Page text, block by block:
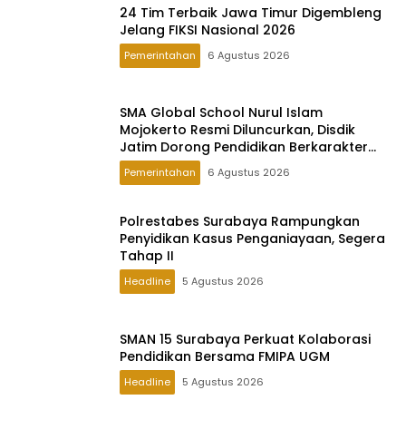
24 Tim Terbaik Jawa Timur Digembleng
Jelang FIKSI Nasional 2026
Pemerintahan 6 Agustus 2026
SMA Global School Nurul Islam
Mojokerto Resmi Diluncurkan, Disdik
Jatim Dorong Pendidikan Berkarakter
Global
Pemerintahan 6 Agustus 2026
Polrestabes Surabaya Rampungkan
Penyidikan Kasus Penganiayaan, Segera
Tahap II
Headline 5 Agustus 2026
SMAN 15 Surabaya Perkuat Kolaborasi
Pendidikan Bersama FMIPA UGM
Headline 5 Agustus 2026